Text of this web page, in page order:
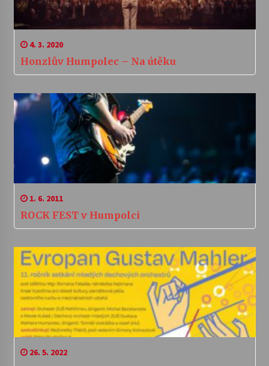
4. 3. 2020
Honzlův Humpolec – Na útěku
1. 6. 2011
ROCK FEST v Humpolci
26. 5. 2022